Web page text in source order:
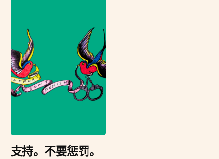
支持。不要惩罚。